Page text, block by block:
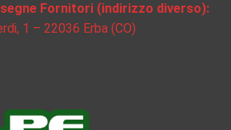
Fornitori (indirizzo diverso):
1 – 22036 Erba (CO)